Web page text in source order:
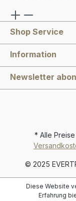
Shop Service
Information
Newsletter
* Alle
© 2025
Diese Website
Erfahrung